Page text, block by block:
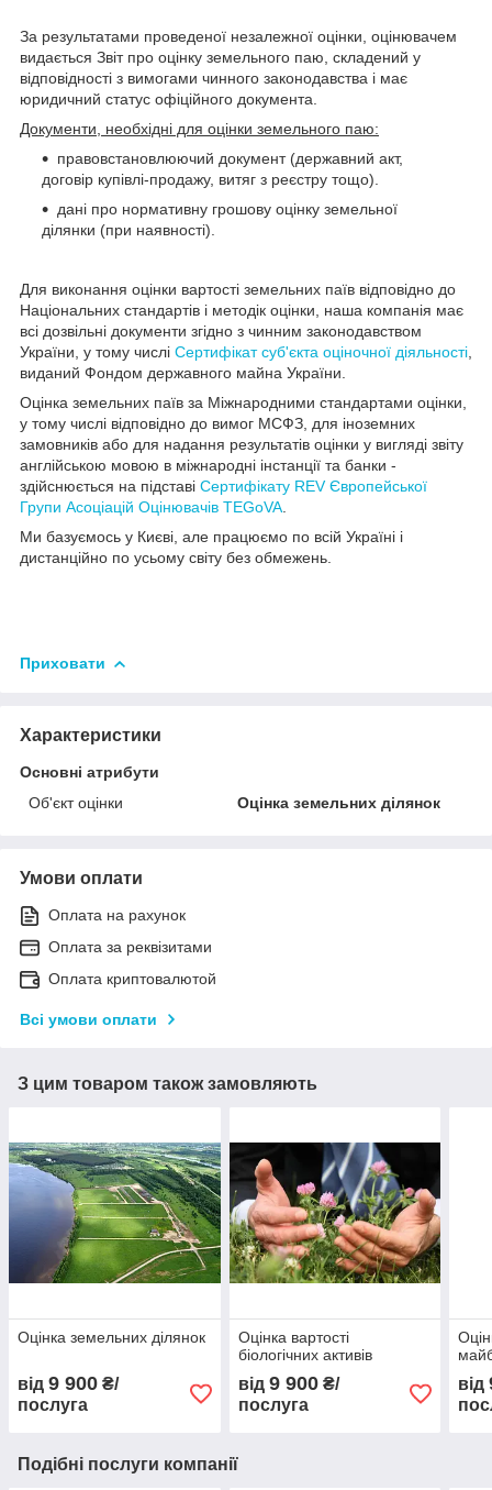
За результатами проведеної незалежної оцінки, оцінювачем
видається Звіт про оцінку земельного паю, складений у
відповідності з вимогами чинного законодавства і має
юридичний статус офіційного документа.
Документи, необхідні для оцінки земельного паю:
правовстановлюючий документ (державний акт,
договір купівлі-продажу, витяг з реєстру тощо).
дані про нормативну грошову оцінку земельної
ділянки (при наявності).
Для виконання оцінки вартості земельних паїв відповідно до
Національних стандартів і методік оцінки, наша компанія має
всі дозвільні документи згідно з чинним законодавством
України , у тому числі Сертифікат суб'єкта оціночної діяльності
виданий Фондом державного майна України.
Оцінка земельних паїв за Міжнародними стандартами оцінки,
у тому числі відповідно до вимог МСФЗ, для іноземних
замовників або для надання результатів оцінки у вигляді звіту
англійською мовою в міжнародні інстанції та банки -
здійснюється на підставі Сертифікату REV Європейської
Групи Асоціацій Оцінювачів TEGoVA
Ми базуємось у Києві, але працюємо по всій Україні і
дистанційно по усьому світу без обмежень.
Приховати
Характеристики
Основні атрибути
Об'єкт оцінки
Оцінка земельних ділянок
Умови оплати
Оплата на рахунок
Оплата за реквізитами
Оплата криптовалютой
Всі умови оплати
З цим товаром також замовляють
Оцінка земельних ділянок
від 9 900 ₴/
послуга
Оцінка вартості
біологічних активів
від 9 900₴/
послуга
від
Подібні послуги компанії